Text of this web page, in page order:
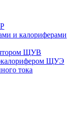
и калориферами
ЩУВ
ЩУЭ
тока